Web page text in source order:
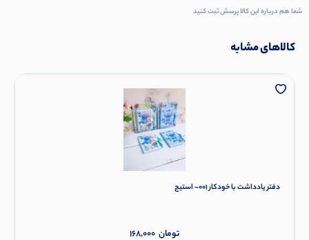
شما هم درباره این کالا پرسش ثبت کنید
کالاهای مشابه
دفتر یادداشت با خودکار 001- استیج
168,000 تومان